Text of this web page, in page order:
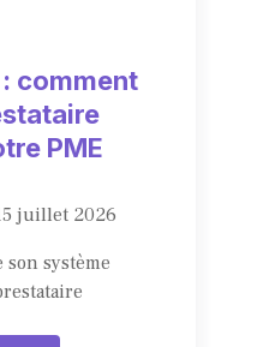
comment
PME
juillet 2026
système